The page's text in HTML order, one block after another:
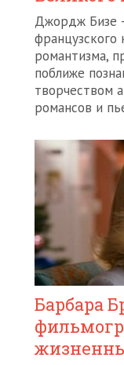
Джордж Бизе
романтизма,
поближе
творчеством
романсов и
Барбара